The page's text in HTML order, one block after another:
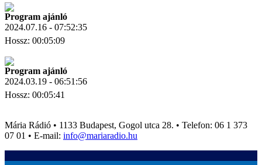
Program ajánló
2024.07.16 - 07:52:35
Hossz: 00:05:09
Program ajánló
2024.03.19 - 06:51:56
Hossz: 00:05:41
Mária Rádió • 1133 Budapest, Gogol utca 28. • Telefon: 06 1 373
07 01 • E-mail: info@mariaradio.hu